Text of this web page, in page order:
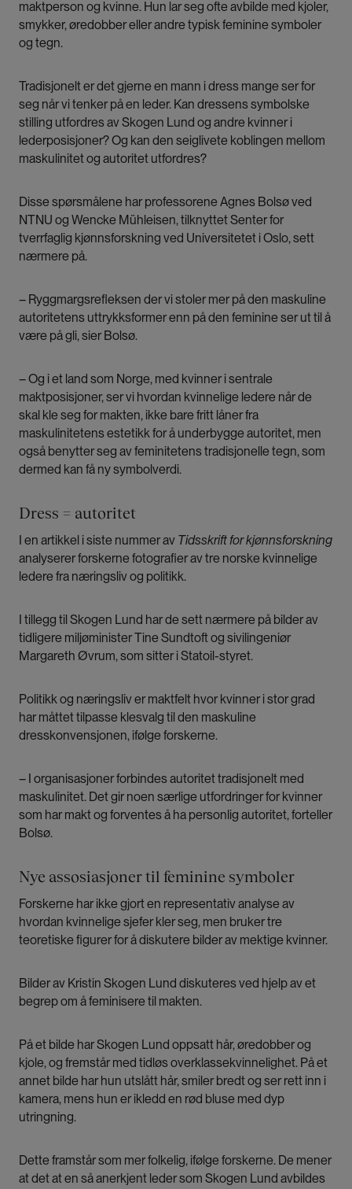
maktperson og kvinne. Hun lar seg ofte avbilde med kjoler,
smykker, øredobber eller andre typisk feminine symboler
og tegn.
Tradisjonelt er det gjerne en mann i dress mange ser for
seg når vi tenker på en leder. Kan dressens symbolske
stilling utfordres av Skogen Lund og andre kvinner i
lederposisjoner? Og kan den seiglivete koblingen mellom
maskulinitet og autoritet utfordres?
Disse spørsmålene har professorene Agnes Bolsø ved
NTNU og Wencke Mühleisen, tilknyttet Senter for
tverrfaglig kjønnsforskning ved Universitetet i Oslo, sett
nærmere på.
– Ryggmargsrefleksen der vi stoler mer på den maskuline
autoritetens uttrykksformer enn på den feminine ser ut til å
være på gli, sier Bolsø.
– Og i et land som Norge, med kvinner i sentrale
maktposisjoner, ser vi hvordan kvinnelige ledere når de
skal kle seg for makten, ikke bare fritt låner fra
maskulinitetens estetikk for å underbygge autoritet, men
også benytter seg av feminitetens tradisjonelle tegn, som
dermed kan få ny symbolverdi.
Dress = autoritet
I en artikkel i siste nummer av Tidsskrift for kjønnsforskning
analyserer forskerne fotografier av tre norske kvinnelige
ledere fra næringsliv og politikk.
I tillegg til Skogen Lund har de sett nærmere på bilder av
tidligere miljøminister Tine Sundtoft og sivilingeniør
Margareth Øvrum, som sitter i Statoil-styret.
Politikk og næringsliv er maktfelt hvor kvinner i stor grad
har måttet tilpasse klesvalg til den maskuline
dresskonvensjonen, ifølge forskerne.
– I organisasjoner forbindes autoritet tradisjonelt med
maskulinitet. Det gir noen særlige utfordringer for kvinner
som har makt og forventes å ha personlig autoritet, forteller
Bolsø.
Nye assosiasjoner til feminine symboler
Forskerne har ikke gjort en representativ analyse av
hvordan kvinnelige sjefer kler seg, men bruker tre
teoretiske figurer for å diskutere bilder av mektige kvinner.
Bilder av Kristin Skogen Lund diskuteres ved hjelp av et
begrep om å feminisere til makten.
På et bilde har Skogen Lund oppsatt hår, øredobber og
kjole, og fremstår med tidløs overklassekvinnelighet. På et
annet bilde har hun utslått hår, smiler bredt og ser rett inn i
kamera, mens hun er ikledd en rød bluse med dyp
utringning.
Dette framstår som mer folkelig, ifølge forskerne. De mener
at det at en så anerkjent leder som Skogen Lund avbildes